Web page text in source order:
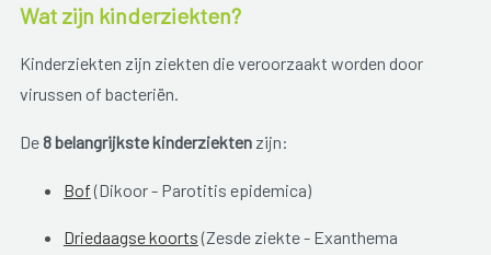
Wat zijn kinderziekten?
Kinderziekten zijn ziekten die veroorzaakt worden door
virussen of bacteriën.
De 8 belangrijkste kinderziektenzijn:
Bof (Dikoor - Parotitis epidemica)
Driedaagse koorts (Zesde ziekte - Exanthema